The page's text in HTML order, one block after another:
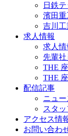
日鉄
濱田
吉川
求人情報
求人情
先輩
THE
THE
配信記事
ニュー
スタ
アクセス情
お問い合わ